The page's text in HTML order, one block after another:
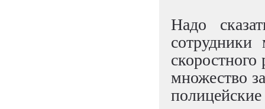
Надо
множество